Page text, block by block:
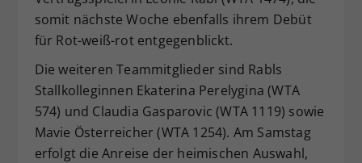
somit nächste Woche ebenfalls ihrem Debüt
für Rot-weiß-rot entgegenblickt.
Die weiteren Teammitglieder sind Rabls
Stallkolleginnen Ekaterina Perelygina (WTA
574) und Claudia Gasparovic (WTA 1119) sowie
Mavie Österreicher (WTA 1254). Am Samstag
erfolgt die Anreise der heimischen Auswahl,